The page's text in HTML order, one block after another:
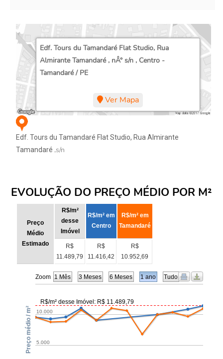
Edf. Tours du Tamandaré Flat Studio, Rua
Almirante Tamandaré , nÂ° s/n , Centro -
Tamandaré / PE
Ver Mapa
Edf. Tours du Tamandaré Flat Studio, Rua Almirante
Tamandaré ,s/n
EVOLUÇÃO DO PREÇO MÉDIO POR M²